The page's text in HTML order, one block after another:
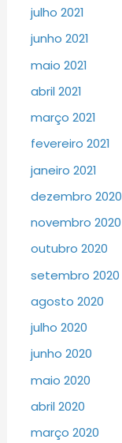
julho 2021
junho 2021
maio 2021
abril 2021
março 2021
fevereiro 2021
janeiro 2021
dezembro 2020
novembro 2020
outubro 2020
setembro 2020
agosto 2020
julho 2020
junho 2020
maio 2020
abril 2020
março 2020